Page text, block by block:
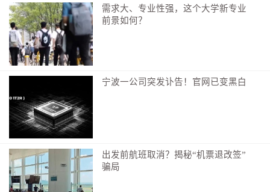
需求大、专业性强，这个大学新专业
前景如何？
宁波一公司突发讣告！官网已变黑白
出发前航班取消？揭秘“机票退改签”
骗局